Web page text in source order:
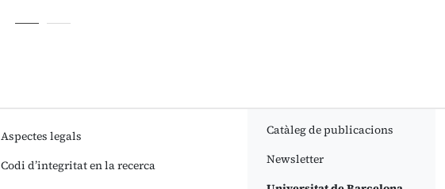
Aspectes legals
Codi d’integritat en la recerca
Catàleg de publicacions
Newsletter